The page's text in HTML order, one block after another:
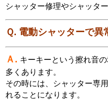
シャッター修理やシャッタ
Ｑ. 電動シャッターで異
Ａ. キーキーという擦れ音
多くあります。
その時には、シャッター専
れることになります。